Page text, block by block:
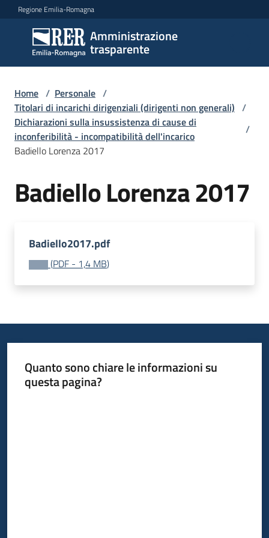
Vai al contenuto
Vai alla navigazione
Vai al footer
Regione Emilia-Romagna
Amministrazione
trasparente
Amministrazione
trasparente
Sottosezioni
Accesso
Home / Personale /
Titolari di incarichi dirigenziali (dirigenti non generali) /
Dichiarazioni sulla insussistenza di cause di
inconferibilità - incompatibilità dell'incarico
/
Badiello Lorenza 2017
Badiello Lorenza 2017
Badiello2017.pdf
(PDF - 1,4 MB)
Quanto sono chiare le informazioni su
questa pagina?